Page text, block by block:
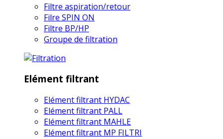
Filtre aspiration/retour
Filre SPIN ON
Filtre BP/HP
Groupe de filtration
Elément filtrant
Elément filtrant HYDAC
Elément filtrant PALL
Elément filtrant MAHLE
Elément filtrant MP FILTRI